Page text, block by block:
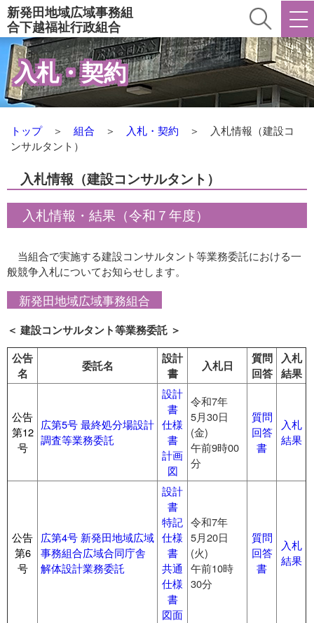
新発田地域広域事務組
合下越福祉行政組合
入札・契約
トップ＞ 組合 ＞ 入札・契約 ＞ 入札情報（建設コ
ンサルタント）
入札情報（建設コンサルタント）
入札情報・結果（令和７年度）
当組合で実施する建設コンサルタント等業務委託における一
般競争入札についてお知らせします。
新発田地域広域事務組合
＜ 建設コンサルタント等業務委託 ＞
公告
名
委託名
設計
書
入札日
質問
回答
入札
結果
公告
第12
号
広第5号 最終処分場設計
調査等業務委託
設計
書
仕様
書
計画
図
令和7年
5月30日
(金)
午前9時00
分
質問
回答
書
入札
結果
公告
第6
号
広第4号 新発田地域広域
事務組合広域合同庁舎
解体設計業務委託
設計
書
特記
仕様
書
共通
仕様
書
図面
令和7年
5月20日
(火)
午前10時
30分
質問
回答
書
入札
結果